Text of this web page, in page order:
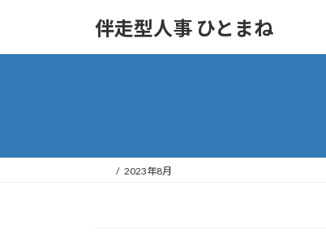
伴走型人事 ひとまね
2023年8月